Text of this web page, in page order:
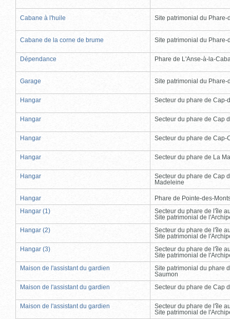
Cabane à l'huile Site patrimonial du Phare-
Cabane de la corne de brume Site patrimonial du Phare-
Dépendance Phare de L'Anse-à-la-
Garage Site patrimonial du Phare-
Hangar Secteur du phare de Cap-
Hangar Secteur du phare de Cap
Hangar Secteur du phare de Cap-
Hangar Secteur du phare de La
Hangar
Secteur du phare de Cap
Madeleine
Hangar
Phare de Pointe-des-
Hangar (1)
Secteur du phare de l'île
Site patrimonial de
Hangar (2)
Secteur du phare de l'île
Site patrimonial de
Hangar (3)
Secteur du phare de l'île
Site patrimonial de
Maison de l'assistant du gardien
Site patrimonial du phare
Saumon
Maison de l'assistant du gardien
Secteur du phare de Cap
Maison de l'assistant du gardien
Secteur du phare de l'île
Site patrimonial de